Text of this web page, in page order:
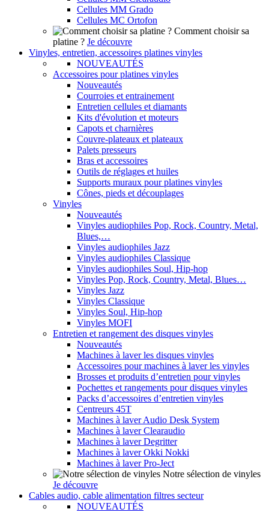
Cellules MM Grado
Cellules MC Ortofon
Comment choisir sa
platine ? Je découvre
Vinyles, entretien, accessoires platines vinyles
NOUVEAUTÉS
Accessoires pour platines vinyles
Nouveautés
Courroies et entrainement
Entretien cellules et diamants
Kits d'évolution et moteurs
Capots et charnières
Couvre-plateaux et plateaux
Palets presseurs
Bras et accessoires
Outils de réglages et huiles
Supports muraux pour platines vinyles
Cônes, pieds et découplages
Vinyles
Nouveautés
Vinyles audiophiles Pop, Rock, Country, Metal,
Blues,…
Vinyles audiophiles Jazz
Vinyles audiophiles Classique
Vinyles audiophiles Soul, Hip-hop
Vinyles Pop, Rock, Country, Metal, Blues…
Vinyles Jazz
Vinyles Classique
Vinyles Soul, Hip-hop
Vinyles MOFI
Entretien et rangement des disques vinyles
Nouveautés
Machines à laver les disques vinyles
Accessoires pour machines à laver les vinyles
Brosses et produits d’entretien pour vinyles
Pochettes et rangements pour disques vinyles
Packs d’accessoires d’entretien vinyles
Centreurs 45T
Machines à laver Audio Desk System
Machines à laver Clearaudio
Machines à laver Degritter
Machines à laver Okki Nokki
Machines à laver Pro-Ject
Notre sélection de vinyles
Je découvre
Cables audio, cable alimentation filtres secteur
NOUVEAUTÉS